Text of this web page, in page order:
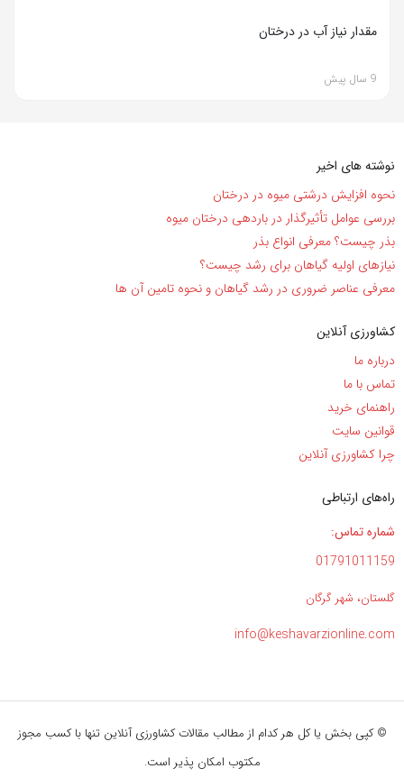
مقدار نیاز آب در درختان
9 سال پیش
نوشته های اخیر
نحوه افزایش درشتی میوه در درختان
بررسی عوامل تأثیرگذار در باردهی درختان میوه
بذر چیست؟ معرفی انواع بذر
نیاز‌های اولیه گیاهان برای رشد چیست؟
معرفی عناصر ضروری در رشد گیاهان و نحوه تامین آن ها
کشاورزی آنلاین
درباره ما
تماس با ما
راهنمای خرید
قوانین سایت
چرا کشاورزی آنلاین
راه‌های ارتباطی
شماره تماس:
01791011159
گلستان، شهر گرگان
info@keshavarzionline.com
© کپی بخش یا کل هر کدام از مطالب مقالات کشاورزی آنلاین تنها با کسب مجوز
مکتوب امکان پذیر است.